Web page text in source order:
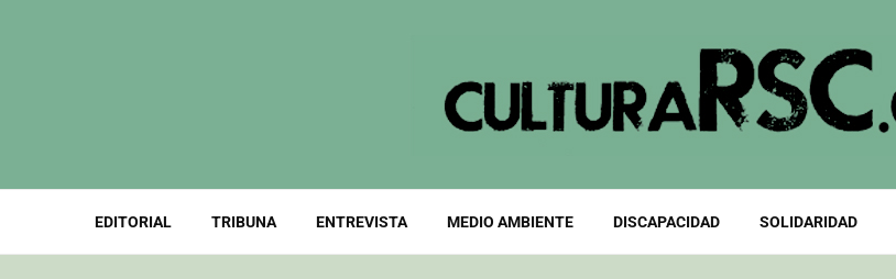
EDITORIAL TRIBUNA ENTREVISTA MEDIO AMBIENTE DISCAPACIDAD SOLIDARIDAD